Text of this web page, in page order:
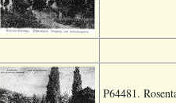
P64481.